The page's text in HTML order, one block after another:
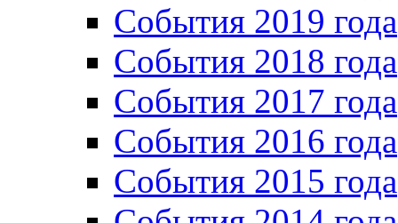
События 2019 года
События 2018 года
События 2017 года
События 2016 года
События 2015 года